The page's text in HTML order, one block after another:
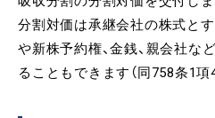
分割対価は承継会社の株式と
や新株予約権、金銭、親会社な
ることもできます（同758条1項4